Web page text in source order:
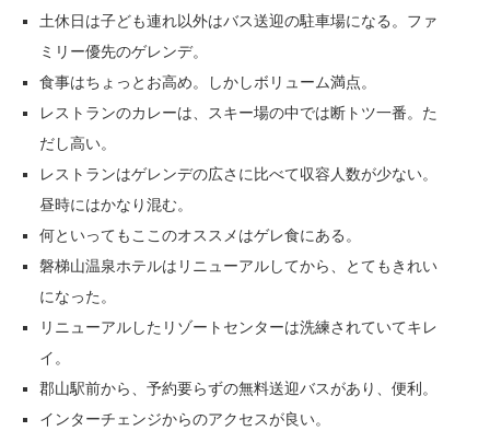
土休日は子ども連れ以外はバス送迎の駐車場になる。ファ
ミリー優先のゲレンデ。
食事はちょっとお高め。しかしボリューム満点。
レストランのカレーは、スキー場の中では断トツ一番。た
だし高い。
レストランはゲレンデの広さに比べて収容人数が少ない。
昼時にはかなり混む。
何といってもここのオススメはゲレ食にある。
磐梯山温泉ホテルはリニューアルしてから、とてもきれい
になった。
リニューアルしたリゾートセンターは洗練されていてキレ
イ。
郡山駅前から、予約要らずの無料送迎バスがあり、便利。
インターチェンジからのアクセスが良い。